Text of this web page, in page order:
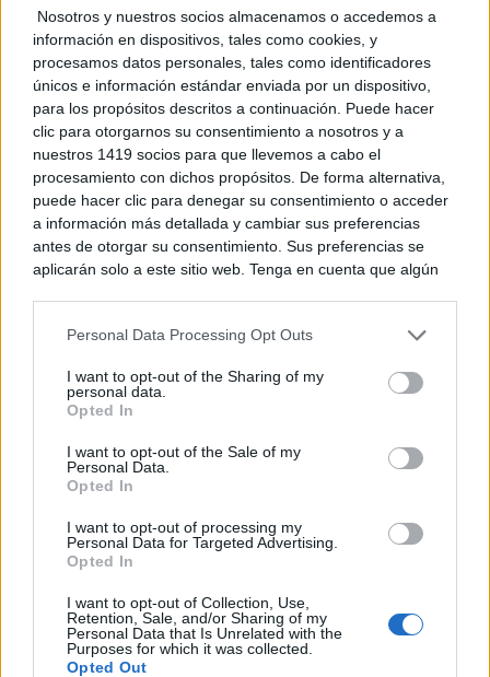
Nosotros y nuestros socios almacenamos o accedemos a
información en dispositivos, tales como cookies, y
procesamos datos personales, tales como identificadores
únicos e información estándar enviada por un dispositivo,
para los propósitos descritos a continuación. Puede hacer
clic para otorgarnos su consentimiento a nosotros y a
nuestros 1419 socios para que llevemos a cabo el
procesamiento con dichos propósitos. De forma alternativa,
puede hacer clic para denegar su consentimiento o acceder
a información más detallada y cambiar sus preferencias
antes de otorgar su consentimiento. Sus preferencias se
aplicarán solo a este sitio web. Tenga en cuenta que algún
rechazar tal procesamiento. Puede cambiar sus preferencias
a este sitio y haciendo clic en el botón "Privacidad" en la
parte inferior de la página web.
Please note that this website/app uses one or more Google
services and may gather and store information including but
not limited to your visit or usage behaviour. You may click to
use your data for below specified purposes in below Google
consent section.
Personal Data Processing Opt Outs
I want to opt-out of the Sharing of my
personal data.
Opted In
I want to opt-out of the Sale of my
Personal Data.
Opted In
I want to opt-out of processing my
Personal Data for Targeted Advertising.
Opted In
I want to opt-out of Collection, Use,
Retention, Sale, and/or Sharing of my
Personal Data that Is Unrelated with the
Purposes for which it was collected.
Opted Out
La Terraza Ayer y Hoy sortea diez entradas
para vivir 40...
Núñez lamenta que CLM siga siendo la peor
región de España...
06/08/2026
La inteligencia artificial y las series
verticales marcan la nueva edición...
06/08/2026
cultura, tradición y...
06/08/2026
prevención frente al estrés térmico...
06/08/2026